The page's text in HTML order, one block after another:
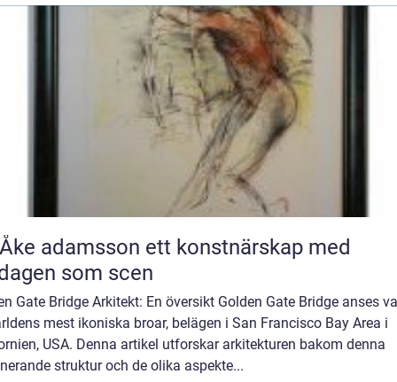
ett konstnärskap med
som scen
Gate Bridge Arkitekt: En översikt Golden Gate Bridge anses
mest ikoniska broar, belägen i San Francisco Bay Area i
USA. Denna artikel utforskar arkitekturen bakom denna
struktur och de olika aspekte...